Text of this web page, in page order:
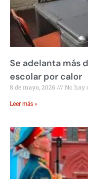
Se adelanta más
escolar por calor
8 de mayo, 2026 No hay
Leer más »